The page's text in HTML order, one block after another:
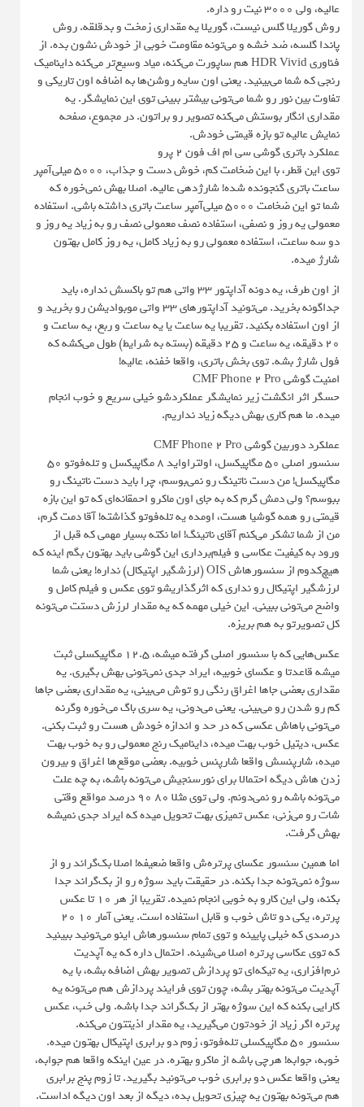
عالیه، ولی ۳۰۰۰ نیت رو داره.
روش گوریلا گلس نیست، گوریلا یه مقداری زمخت و بدقلقه. روش
پاندا گلسه، ضد خشه و می‌تونه مقاومت خوبی از خودش نشون بده. از
فناوری HDR Vivid هم ساپورت می‌کنه، میاد وسیع‌تر می‌کنه داینامیک
رنجی که شما می‌بینید. یعنی اون سایه روشن‌ها به اضافه اون تاریکی و
تفاوت بین نور رو شما می‌تونی بیشتر ببینی توی این نمایشگر. یه
مقداری انگار بوستش می‌کنه تصویر رو براتون. در مجموع، صفحه
نمایش عالیه تو بازه قیمتی خودش.
عملکرد باتری گوشی سی ام اف فون 2 پرو
توی این قطر، با این ضخامت کم، خوش‌ دست و جذاب، ۵۰۰۰ میلی‌آمپر
ساعت باتری گنجونده شده! شارژدهی عالیه. اصلا بهش نمی‌خوره که
شما تو این ضخامت ۵۰۰۰ میلی‌آمپر ساعت باتری داشته باشی. استفاده
معمولی یه روز و نصفی، استفاده نصف معمولی نصف رو به زیاد یه روز و
دو سه ساعت، استفاده معمولی رو به زیاد کامل، یه روز کامل بهتون
شارژ میده.
از اون طرف، یه دونه آداپتور ۳۳ واتی هم تو باکسش نداره، باید
جداگونه بخرید. می‌تونید آداپتورهای 33 واتی موبوادیشن رو بخرید و
از اون استفاده بکنید. تقریبا یه ساعت یا یه ساعت و ربع، یه ساعت و
۲۰ دقیقه، یه ساعت و ۲۵ دقیقه (بسته به شرایط) طول می‌کشه که
فول شارژ بشه. توی بخش باتری، واقعا خفنه، عالیه!
امنیت گوشی CMF Phone 2 Pro
حسگر اثر انگشت زیر نمایشگر عملکردشو خیلی سریع و خوب انجام
میده. ما هم کاری بهش دیگه زیاد نداریم.
عملکرد دوربین گوشی CMF Phone 2 Pro
سنسور اصلی ۵۰ مگاپیکسل، اولتراواید ۸ مگاپیکسل و تله‌فوتو ۵۰
مگاپیکسل! من دست ناتینگ رو نمی‌بوسم، چرا باید دست ناتینگ رو
ببوسم؟ ولی دمش گرم که به جای اون ماکرو احمقانه‌ای که تو این بازه
قیمتی رو همه گوشیا هست، اومده یه تله‌فوتو گذاشته! آقا دمت گرم،
من از شما تشکر می‌کنم آقای ناتینگ! اما نکته بسیار مهمی که قبل از
ورود به کیفیت عکاسی و فیلم‌برداری این گوشی باید بهتون بگم اینه که
هیچ‌کدوم از سنسورهاش OIS (لرزشگیر اپتیکال) نداره! یعنی شما
لرزشگیر اپتیکال رو نداری که اثرگذاریشو توی عکس و فیلم کامل و
واضح می‌تونی ببینی. این خیلی مهمه که یه مقدار لرزش دستت می‌تونه
کل تصویرتو به هم بریزه.
عکس‌هایی که با سنسور اصلی گرفته میشه، ۱۲.۵ مگاپیکسلی ثبت
میشه قاعدتا و عکسای خوبیه، ایراد جدی نمی‌تونی بهش بگیری. یه
مقداری بعضی جاها اغراق رنگی رو توش می‌بینی، یه مقداری بعضی جاها
کم رو شدن رو می‌بینی. یعنی می‌دونی، یه سری باگ می‌خوره وگرنه
می‌تونی باهاش عکسی که در حد و اندازه خودش هست رو ثبت بکنی.
عکس، دیتیل خوب بهت میده، داینامیک رنج معمولی رو به خوب بهت
میده، شارپنسش واقعا شارپنس خوبیه. بعضی موقع‌ها اغراق و بیرون
زدن هاش دیگه احتمالا برای نورسنجیش می‌تونه باشه، به چه علت
می‌تونه باشه رو نمی‌دونم. ولی توی مثلا ۸۰ ۹۰ درصد مواقع وقتی
شات رو می‌زنی، عکس تمیزی بهت تحویل میده که ایراد جدی نمیشه
بهش گرفت.
اما همین سنسور عکسای پرتره‌ش واقعا ضعیفه! اصلا بک‌گراند رو از
سوژه نمی‌تونه جدا بکنه. در حقیقت باید سوژه رو از بک‌گراند جدا
بکنه، ولی این کارو به خوبی انجام نمیده. تقریبا از هر ۱۰ تا عکس
پرتره، یکی دو تاش خوب و قابل استفاده است. یعنی آمار ۱۰ ۲۰
درصدی که خیلی پایینه و توی تمام سنسورهاش اینو می‌تونید ببینید
که توی عکاسی پرتره اصلا می‌شینه. احتمال داره که یه آپدیت
نرم‌افزاری، یه تیکه‌ای تو پردازش تصویر بهش اضافه بشه، با یه
آپدیت می‌تونه بهتر بشه، چون توی فرایند پردازش هم می‌تونه یه
کارایی بکنه که این سوژه بهتر از بک‌گراند جدا باشه. ولی خب، عکس
پرتره اگر زیاد از خودتون می‌گیرید، یه مقدار اذیتتون می‌کنه.
سنسور ۵۰ مگاپیکسلی تله‌فوتو، زوم دو برابری اپتیکال بهتون میده.
خوبه، جوابه! هرچی باشه از ماکرو بهتره. در عین اینکه واقعا هم جوابه،
یعنی واقعا عکس دو برابری خوب می‌تونید بگیرید. تا زوم پنج برابری
هم می‌تونه بهتون یه چیزی تحویل بده، دیگه از بعد اون دیگه اداست.